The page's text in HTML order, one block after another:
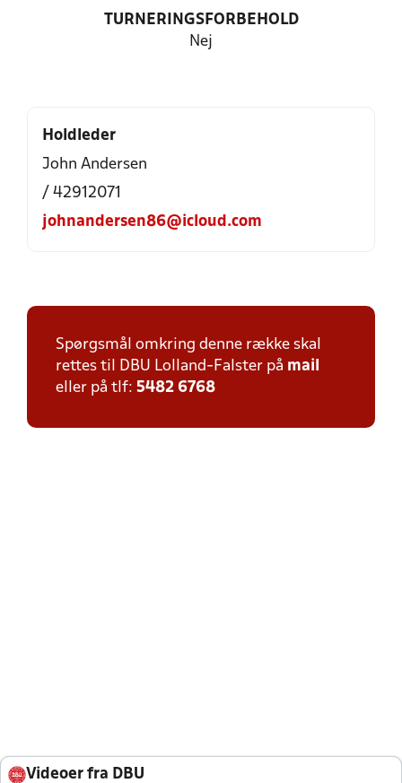
TURNERINGSFORBEHOLD
Nej
Holdleder
John Andersen
/ 42912071
johnandersen86@icloud.com
Spørgsmål omkring denne række skal
rettes til DBU Lolland-Falster på mail
eller på tlf: 5482 6768
Videoer fra DBU